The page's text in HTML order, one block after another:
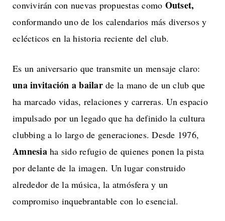
convivirán con nuevas propuestas como Outset,
conformando uno de los calendarios más diversos y
eclécticos en la historia reciente del club.
Es un aniversario que transmite un mensaje claro:
una invitación a bailarde la mano de un club que
ha marcado vidas, relaciones y carreras. Un espacio
impulsado por un legado que ha definido la cultura
clubbing a lo largo de generaciones. Desde 1976,
Amnesiaha sido refugio de quienes ponen la pista
por delante de la imagen. Un lugar construido
alrededor de la música, la atmósfera y un
compromiso inquebrantable con lo esencial.